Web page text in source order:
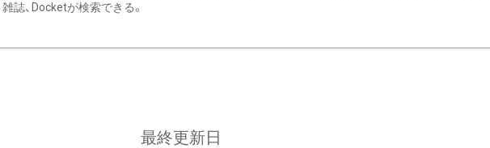
雑誌、Docketが検索できる。
最終更新日